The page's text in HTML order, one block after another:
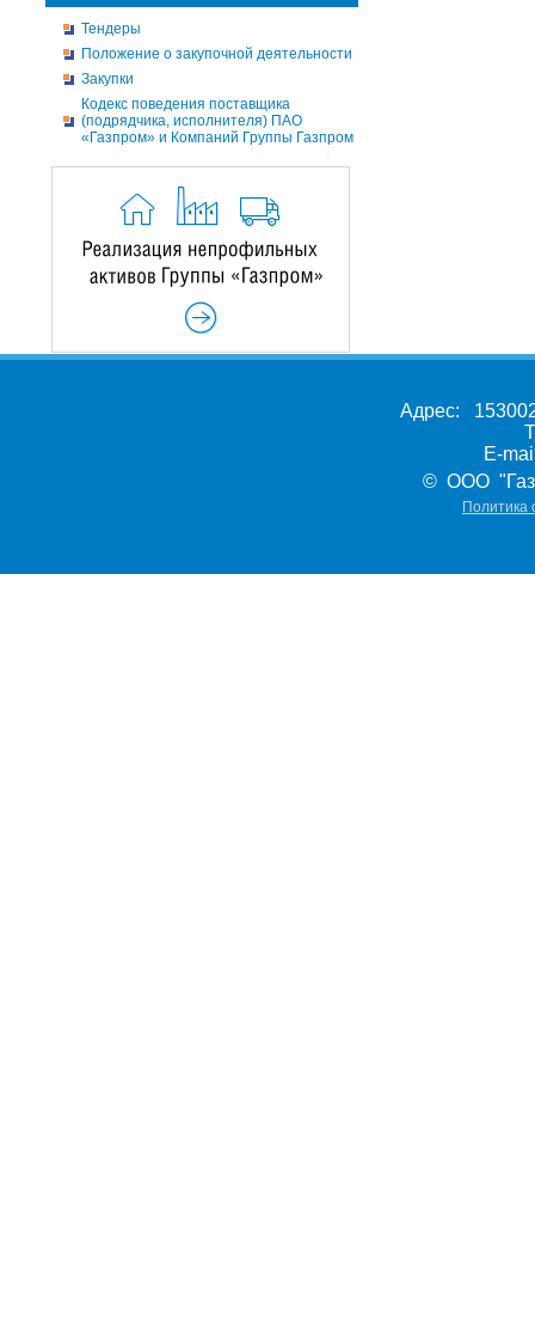
Тендеры
Положение о закупочной деятельности
Закупки
Кодекс поведения поставщика
(подрядчика, исполнителя) ПАО
«Газпром» и Компаний Группы Газпром
Адрес:
E-
© ООО
Политика